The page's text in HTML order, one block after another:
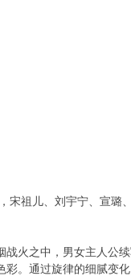
宋祖儿、刘宇宁、宣璐
火之中，男女主人公
。通过旋律的细腻变